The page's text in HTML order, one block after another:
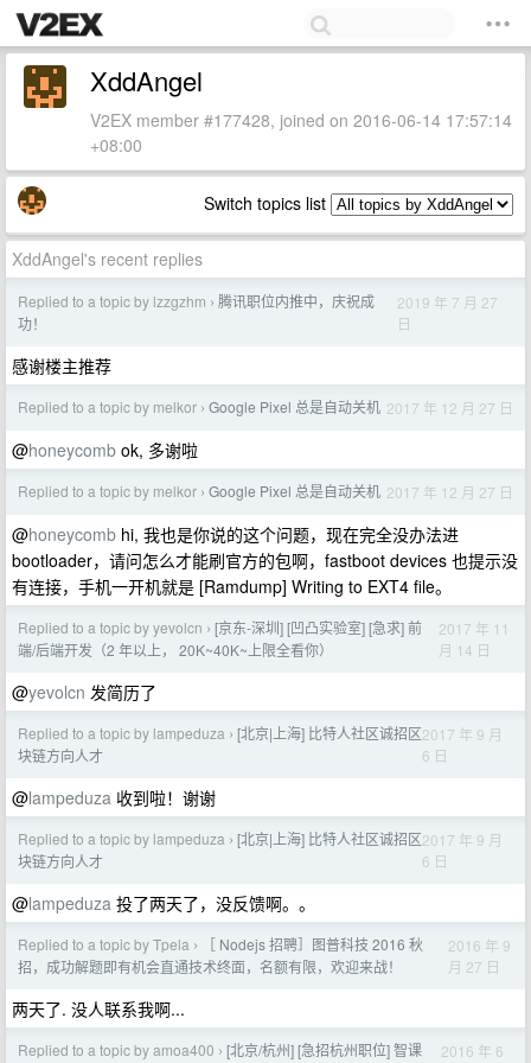
XddAngel
V2EX member #177428, joined on 2016-06-14 17:57:14
+08:00
Switch topics list
XddAngel's recent replies
Replied to a topic by lzzgzhm › 腾讯职位内推中，庆祝成
功！
2019 年 7 月 27
日
感谢楼主推荐
Replied to a topic by melkor › Google Pixel 总是自动关机 2017 年 12 月 27 日
@honeycomb ok, 多谢啦
Replied to a topic by melkor › Google Pixel 总是自动关机 2017 年 12 月 27 日
@honeycomb hi, 我也是你说的这个问题，现在完全没办法进
bootloader，请问怎么才能刷官方的包啊，fastboot devices 也提示没
有连接，手机一开机就是 [Ramdump] Writing to EXT4 file。
Replied to a topic by yevolcn › [京东-深圳] [凹凸实验室] [急求] 前
端/后端开发（2 年以上， 20K~40K~上限全看你）
2017 年 11
月 14 日
@yevolcn 发简历了
Replied to a topic by lampeduza › [北京|上海] 比特人社区诚招区
块链方向人才
2017 年 9 月
6 日
@lampeduza 收到啦！谢谢
Replied to a topic by lampeduza › [北京|上海] 比特人社区诚招区
块链方向人才
2017 年 9 月
6 日
@lampeduza 投了两天了，没反馈啊。。
Replied to a topic by Tpela ›
［ Nodejs 招聘］图普科技 2016 秋
招，成功解题即有机会直通技术终面，名额有限，欢迎来战！
2016 年 9
月 27 日
两天了. 没人联系我啊...
Replied to a topic by amoa400 › [北京/杭州] [急招杭州职位] 智课
2016 年 6